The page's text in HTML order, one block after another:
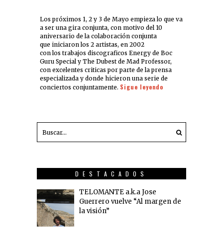
Los próximos 1, 2 y 3 de Mayo empieza lo que va
a ser una gira conjunta, con motivo del 10
aniversario de la colaboración conjunta
que iniciaron los 2 artistas, en 2002
con los trabajos discograficos Energy de Boc
Guru Special y The Dubest de Mad Professor,
con excelentes criticas por parte de la prensa
especializada y donde hicieron una serie de
conciertos conjuntamente. Sigue leyendo
DESTACADOS
TELOMANTE a.k.a Jose
Guerrero vuelve “Al margen de
la visión”